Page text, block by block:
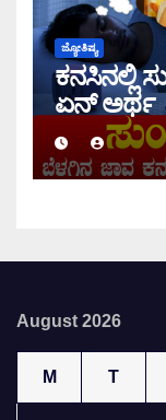
ಜ್ಯೋತಿಷ್ಯ
ಕನಸಿನಲ್ಲಿ
ಏನ್ ಅರ್ಥ
August 2026
M T